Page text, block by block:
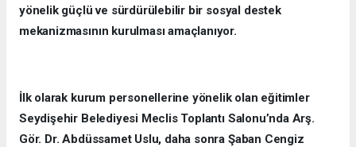
yönelik güçlü ve sürdürülebilir bir sosyal destek
mekanizmasının kurulması amaçlanıyor.
İlk olarak kurum personellerine yönelik olan eğitimler
Seydişehir Belediyesi Meclis Toplantı Salonu’nda Arş.
Gör. Dr. Abdüssamet Uslu, daha sonra Şaban Cengiz